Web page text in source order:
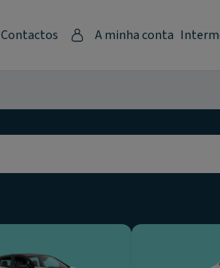
Contactos A minha conta